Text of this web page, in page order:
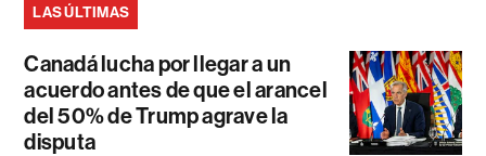
LAS ÚLTIMAS
Canadá lucha por llegar a un
acuerdo antes de que el arancel
del 50% de Trump agrave la
disputa